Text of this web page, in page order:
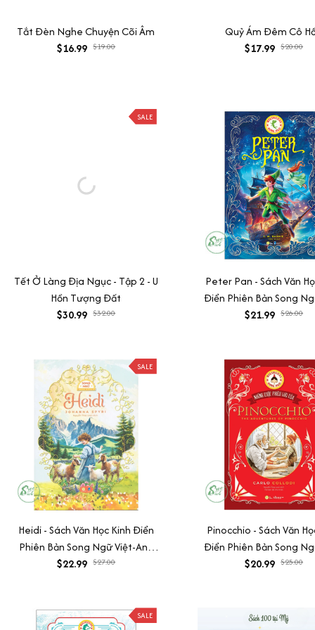
Tắt Đèn Nghe Chuyện Cõi Âm
$16.99 $19.00
Quỷ Ám Đêm Cô
$17.99 $20.00
SALE
Tết Ở Làng Địa Ngục - Tập 2 - U
Hồn Tượng Đất
$30.99 $32.00
Peter Pan - Sách Văn
Điển Phiên Bản Song
Anh (Tặng File Nghe
$21.99 $26.00
SALE
Heidi - Sách Văn Học Kinh Điển
Phiên Bản Song Ngữ Việt-Anh
(Tặng File Nghe Audio)
$22.99 $27.00
Pinocchio - Sách Văn
Điển Phiên Bản Song
Anh (Tặng File Nghe
$20.99 $25.00
SALE